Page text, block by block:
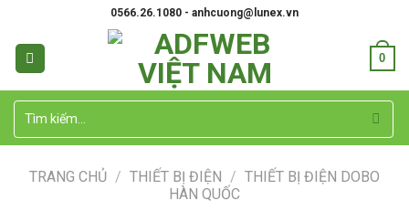
content
0566.26.1080 - anhcuong@lunex.vn
0
Tìm
TRANG CHỦ / THIẾT BỊ ĐIỆN / THIẾT BỊ ĐIỆN DOBO
HÀN QUỐC